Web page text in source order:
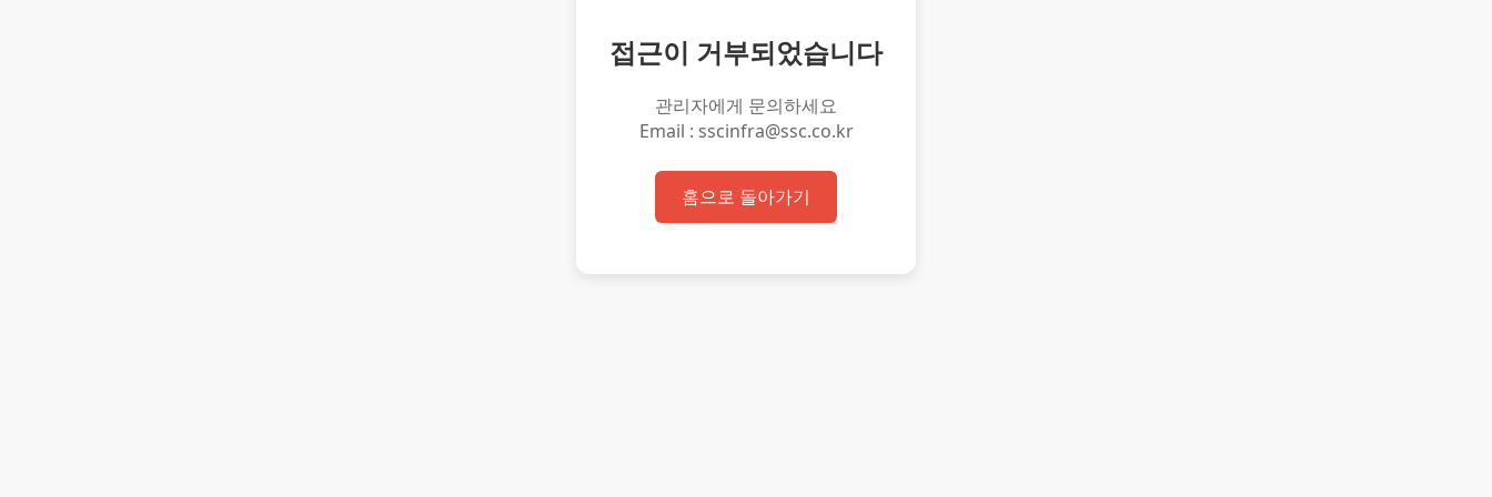
접근이 거부되었습니다
관리자에게 문의하세요
Email : sscinfra@ssc.co.kr
홈으로 돌아가기